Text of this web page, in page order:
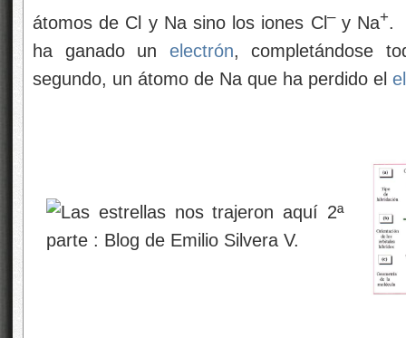
átomos de Cl y Na sino los iones Cl –y Na+.
ha ganado un electrón, completándose
segundo, un átomo de Na que ha perdido el